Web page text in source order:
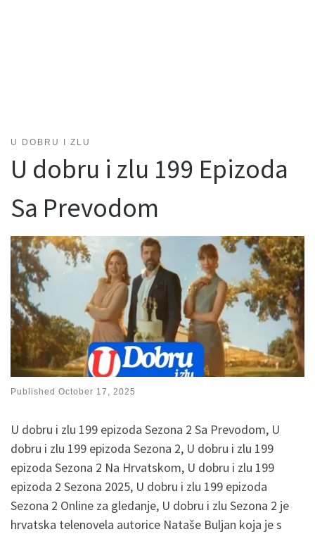
U DOBRU I ZLU
U dobru i zlu 199 Epizoda
Sa Prevodom
Published October 17, 2025
U dobru i zlu 199 epizoda Sezona 2 Sa Prevodom, U
dobru i zlu 199 epizoda Sezona 2, U dobru i zlu 199
epizoda Sezona 2 Na Hrvatskom, U dobru i zlu 199
epizoda 2 Sezona 2025, U dobru i zlu 199 epizoda
Sezona 2 Online za gledanje, U dobru i zlu Sezona 2 je
hrvatska telenovela autorice Nataše Buljan koja je s